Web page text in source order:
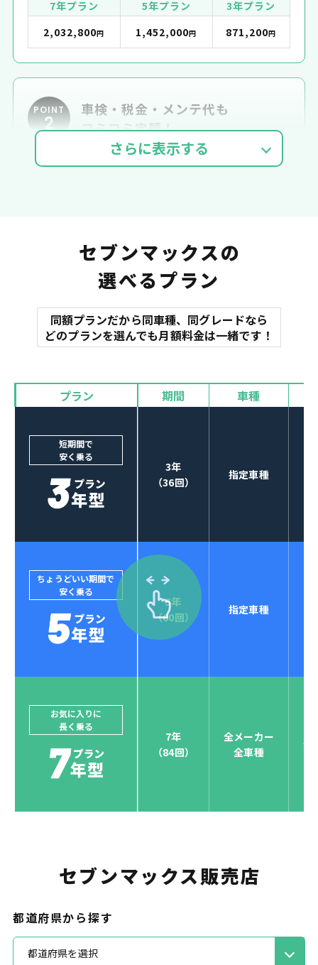
7年プラン 5年プラン
3年プラン
2,032,800円 1,452,000円 871,200円
POINT
2
車検・税金・メンテ代も
コミコミ定額！
オイル交換 諸費用
マット
バイザー
3
オプションも選べる！
POINT
4
セブンマックスなら
クレジットカード払い可能
ジョイカルジャパンでは、カーリース決済を国際5大カ
他にはないサービスがクレジットカード決済、賢くポ
イント運用も！
お支払いを一元管理！しかも
ポイント還元
セブンマックスの
選べるプラン
同額プランだから同車種、同グレードなら
どのプランを選んでも月額料金は一緒です！
プラン 期間 車種
短期間で
安く乗る
3年
（36回）
指定車種
ちょうどいい期間で
安く乗る
5年
（60回）
指定車種
お気に入りに
長く乗る
7年
（84回）
全メーカー
全車種
全
セブンマックス販売店
都道府県から探す
都道府県を選択